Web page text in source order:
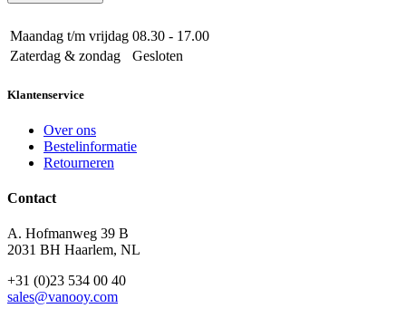
Maandag t/m vrijdag 08.30 - 17.00
Zaterdag & zondag
Gesloten
Klantenservice
Over ons
Bestelinformatie
Retourneren
Contact
A. Hofmanweg 39 B
2031 BH Haarlem, NL
+31 (0)23 534 00 40
sales@vanooy.com